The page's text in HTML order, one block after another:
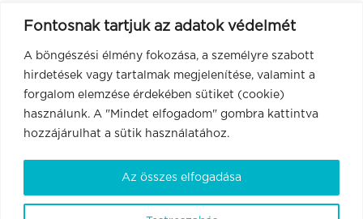
Fontosnak tartjuk az adatok védelmét
A böngészési élmény fokozása, a személyre szabott
hirdetések vagy tartalmak megjelenítése, valamint a
forgalom elemzése érdekében sütiket (cookie)
használunk. A "Mindet elfogadom" gombra kattintva
hozzájárulhat a sütik használatához.
Az összes elfogadása